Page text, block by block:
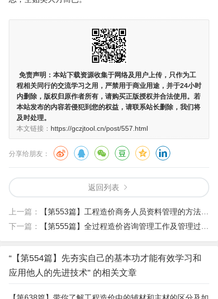
免责声明： 本站下载资源收集于网络及用户上传， 只作为工
程相关同行的交流学习之用 ，严禁用于商业用途，并于24小时
内删除，版权归原作者所有，请购买正版授权并合法使用。若
本站发布的内容若侵犯到您的权益，请联系站长删除，我们将
及时处理。
本文链接： https://gczjtool.cn/post/557.html
分享给朋友：
返回列表
上一篇：
【第553篇】工程造价商务人员资料管理的方法条理化体系及思维导图
下一篇：
【第555篇】全过程造价咨询管理工作及管理过程中的工作留痕
“【第554篇】先夯实自己的基本功才能有效学习和
应用他人的先进技术” 的相关文章